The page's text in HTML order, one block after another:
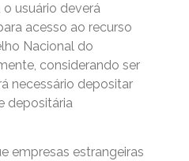
usuário deverá
acesso ao recurso
Nacional do
considerando ser
necessário depositar
depositária
empresas estrangeiras